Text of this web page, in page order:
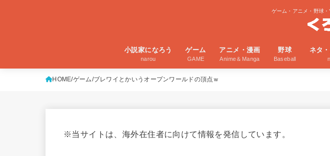
ゲーム・アニメ・野球
小説家になろう
narou
ゲーム
GAME
アニメ・漫画
Anime＆Manga
野球
Baseball
ネタ
HOME ゲーム ブレワイとかいうオープンワールドの頂点ｗ
※当サイトは、海外在住者に向けて情報を発信しています。